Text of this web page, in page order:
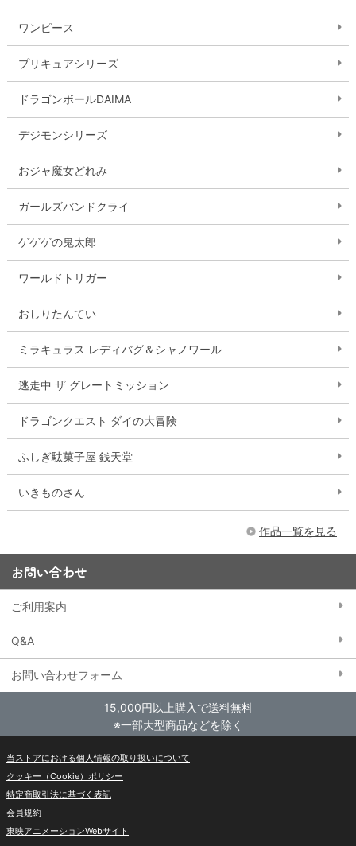
ワンピース
プリキュアシリーズ
ドラゴンボールDAIMA
デジモンシリーズ
おジャ魔女どれみ
ガールズバンドクライ
ゲゲゲの鬼太郎
ワールドトリガー
おしりたんてい
ミラキュラス レディバグ＆シャノワール
逃走中 ザ グレートミッション
ドラゴンクエスト ダイの大冒険
ふしぎ駄菓子屋 銭天堂
いきものさん
作品一覧を見る
お問い合わせ
ご利用案内
Q&A
お問い合わせフォーム
15,000円以上購入で送料無料
※一部大型商品などを除く
当ストアにおける個人情報の取り扱いについて
クッキー（Cookie）ポリシー
特定商取引法に基づく表記
会員規約
東映アニメーションWebサイト